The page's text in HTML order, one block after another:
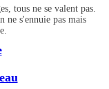
tous ne se valent pas.
ne s'ennuie pas mais